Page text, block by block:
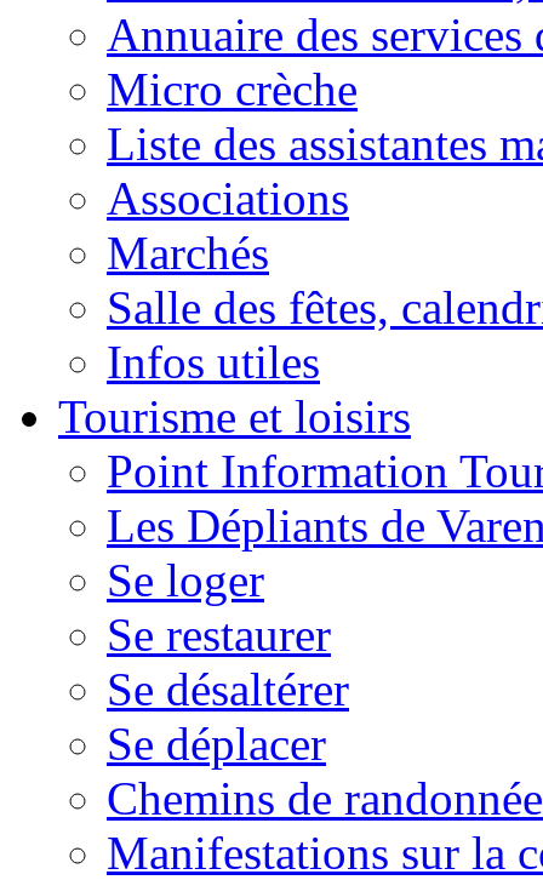
Annuaire des services
Micro crèche
Liste des assistantes
Associations
Marchés
Salle des fêtes,
Infos utiles
Tourisme et loisirs
Point Information
Les Dépliants de
Se loger
Se restaurer
Se désaltérer
Se déplacer
Chemins de randonnée
Manifestations sur la